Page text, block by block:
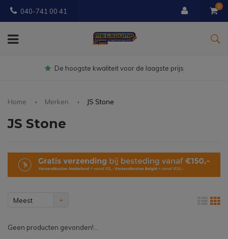
040-741 00 41
0
Gratisbezorgd vanaf € 150
Home Merken JS Stone
JS Stone
Meest
Geen producten gevonden!...